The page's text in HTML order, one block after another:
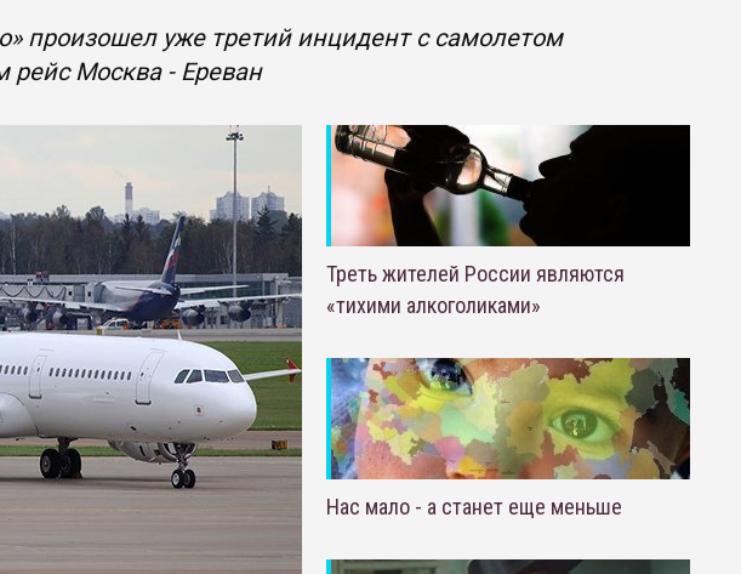
произошел уже третий инцидент с самолетом
Москва - Ереван
Треть жителей России являются
«тихими алкоголиками»
Нас мало - а станет еще меньше